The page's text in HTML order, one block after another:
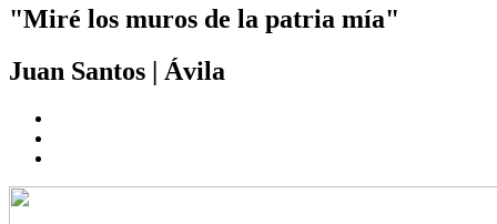
"Miré los muros de la patria mía"
Juan Santos | Ávila